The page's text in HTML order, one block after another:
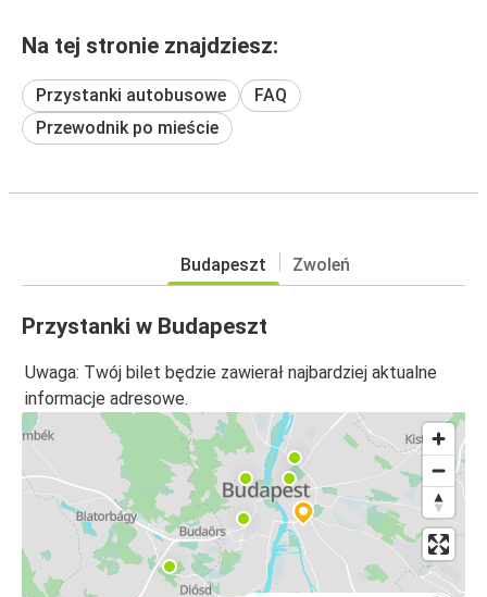
Na tej stronie znajdziesz:
Przystanki autobusowe
FAQ
Przewodnik po mieście
Budapeszt Zwoleń
Przystanki w Budapeszt
Uwaga: Twój bilet będzie zawierał najbardziej aktualne
informacje adresowe.